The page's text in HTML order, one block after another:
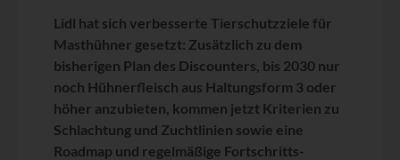
Lidl hat sich verbesserte Tierschutzziele für
Masthühner gesetzt: Zusätzlich zu dem
bisherigen Plan des Discounters, bis 2030 nur
noch Hühnerfleisch aus Haltungsform 3 oder
höher anzubieten, kommen jetzt Kriterien zu
Schlachtung und Zuchtlinien sowie eine
Roadmap und regelmäßige Fortschritts-